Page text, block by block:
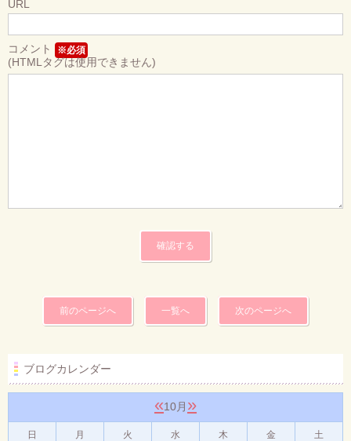
URL
コメント ※必須
(HTMLタグは使用できません)
前のページへ 一覧へ 次のページへ
ブログカレンダー
«10月 »
日 月 火 水 木 金 土